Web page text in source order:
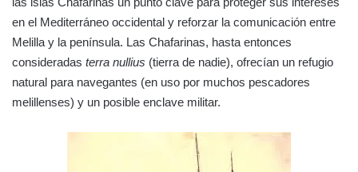
en el Mediterráneo occidental y reforzar la comunicación entre
Melilla y la península. Las Chafarinas, hasta entonces
consideradas terra nullius (tierra de nadie), ofrecían un refugio
natural para navegantes (en uso por muchos pescadores
melillenses) y un posible enclave militar.